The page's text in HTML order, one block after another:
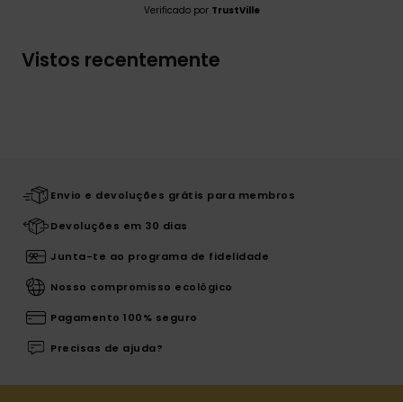
Verificado por TrustVille
Vistos recentemente
Envio e devoluções grátis para membros
Devoluções em 30 dias
Junta-te ao programa de fidelidade
Nosso compromisso ecológico
Pagamento 100% seguro
Precisas de ajuda?